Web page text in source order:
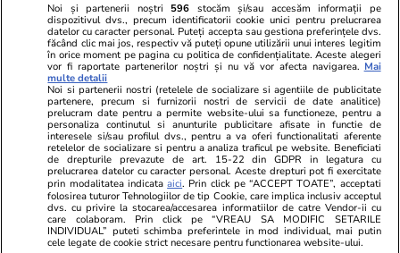
Ringier România
Libertatea pentru
Unica.ro
Program TV
Avantaje
ELLE
Gazeta Sporturilor
Stiri mondene
Calculator sarcina
Ajută Copiii
Locuri de muncă
Imobiliare.ro
Jobradar24
Imoradar24
Colecții Libertatea
Pariază responsabil! Decizia ONJN nr. 821/25.09.2025.
Jocurile de noroc sunt interzise minorilor.
Noi și partenerii noștri 596 stocăm și/sau accesăm informații pe
dispozitivul dvs., precum identificatorii cookie unici pentru prelucrarea
datelor cu caracter personal. Puteți accepta sau gestiona preferințele dvs.
făcând clic mai jos, respectiv vă puteți opune utilizării unui interes legitim
în orice moment pe pagina cu politica de confidențialitate. Aceste alegeri
vor fi raportate partenerilor noștri și nu vă vor afecta navigarea. Mai
multe detalii
Noi si partenerii nostri (retelele de socializare si agentiile de publicitate
partenere, precum si furnizorii nostri de servicii de date analitice)
prelucram date pentru a permite website-ului sa functioneze, pentru a
personaliza continutul si anunturile publicitare afisate in functie de
interesele si/sau profilul dvs., pentru a va oferi functionalitati aferente
retelelor de socializare si pentru a analiza traficul pe website. Beneficiati
de drepturile prevazute de art. 15-22 din GDPR in legatura cu
prelucrarea datelor cu caracter personal. Aceste drepturi pot fi exercitate
prin modalitatea indicataaici. Prin click pe “ACCEPT TOATE”, acceptati
folosirea tuturor Tehnologiilor de tip Cookie, care implica inclusiv acceptul
dvs. cu privire la stocarea/accesarea informatiilor de catre Vendor-ii cu
care colaboram. Prin click pe “VREAU SA MODIFIC SETARILE
INDIVIDUAL” puteti schimba preferintele in mod individual, mai putin
cele legate de cookie strict necesare pentru functionarea website-ului.